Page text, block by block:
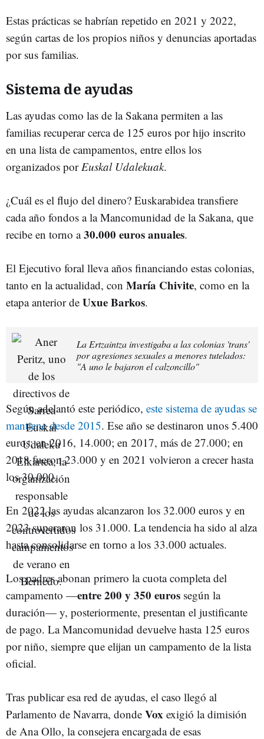
Estas prácticas se habrían repetido en 2021 y 2022,
según cartas de los propios niños y denuncias aportadas
por sus familias.
Sistema de ayudas
Las ayudas como las de la Sakana permiten a las
familias recuperar cerca de 125 euros por hijo inscrito
en una lista de campamentos, entre ellos los
organizados por Euskal Udalekuak.
¿Cuál es el flujo del dinero? Euskarabidea transfiere
cada año fondos a la Mancomunidad de la Sakana, que
recibe en torno a30.000 euros anuales.
El Ejecutivo foral lleva años financiando estas colonias,
tanto en la actualidad, con María Chivite, como en la
etapa anterior de Uxue Barkos.
La Ertzaintza investigaba a las colonias 'trans'
por agresiones sexuales a menores tutelados:
"A uno le bajaron el calzoncillo"
Según adelantó este periódico, este sistema de ayudas se
mantiene desde 2015. Ese año se destinaron unos 5.400
euros; en 2016, 14.000; en 2017, más de 27.000; en
2018 fueron 23.000 y en 2021 volvieron a crecer hasta
los 30.000.
En 2022 las ayudas alcanzaron los 32.000 euros y en
2023 superaron los 31.000. La tendencia ha sido al alza
hasta consolidarse en torno a los 33.000 actuales.
Los padres abonan primero la cuota completa del
campamento —entre 200 y 350 euros según la
duración— y, posteriormente, presentan el justificante
de pago. La Mancomunidad devuelve hasta 125 euros
por niño, siempre que elijan un campamento de la lista
oficial.
Tras publicar esa red de ayudas, el caso llegó al
Parlamento de Navarra, donde Vox exigió la dimisión
de Ana Ollo, la consejera encargada de esas